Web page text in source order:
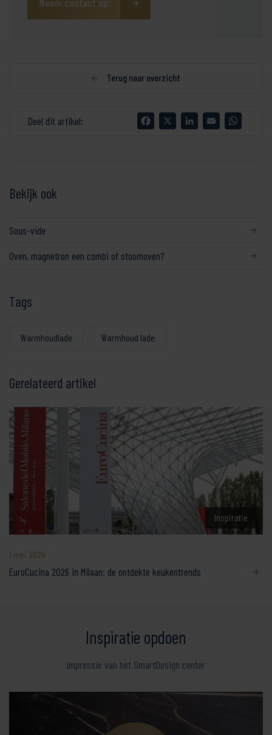
Terug naar overzicht
Deel dit artikel: Facebook LinkedInEmail
Bekijk ook
Sous-vide
Oven, magnetron een combi of stoomoven?
Tags
Warmhoudlade Warmhoud lade
Gerelateerd artikel
Inspiratie
1 mei 2026
EuroCucina 2026 in Milaan: de ontdekte keukentrends
Inspiratie opdoen
Impressie van het SmartDesign center